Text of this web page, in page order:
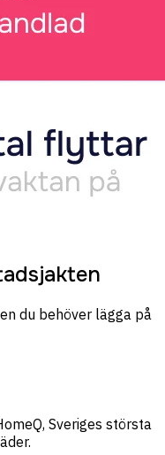
du behöver lägga på
Sveriges största